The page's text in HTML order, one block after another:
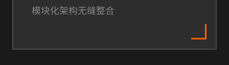
模块化架构无缝整合